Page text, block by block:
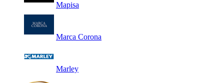
Mapisa
Marca Corona
Marley